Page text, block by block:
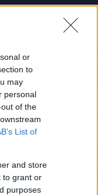
or
to
may
personal
of the
List of
and store
to grant or
purposes
kritikusan értékelő
nem bír el a csapata